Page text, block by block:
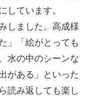
しています。
しました。高成様
」「絵がとっても
水の中のシーンな
がある」といった
読み返しても楽し